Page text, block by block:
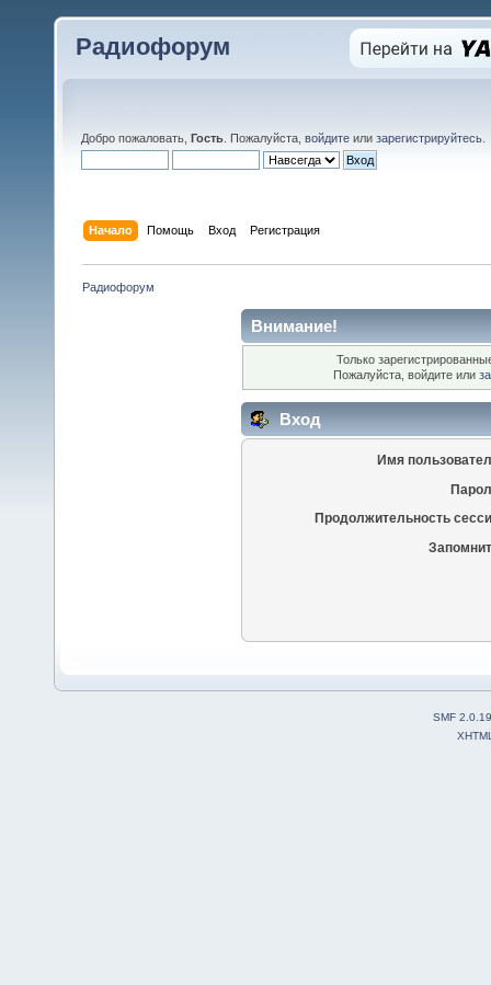
Радиофорум
Добро пожаловать, Гость . Пожалуйста, войдите или зарегистрируйтесь
Начало Помощь Вход Регистрация
Радиофорум
Внимание!
Только
Пожалуйста, войдите или
Вход
Имя
Продолжительность
SMF 2.0.19